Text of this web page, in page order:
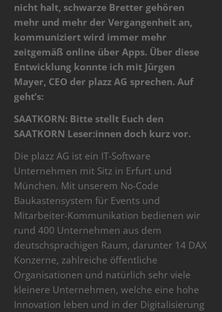
nicht halt, schwarze Bretter gehören
mehr und mehr der Vergangenheit an,
kommuniziert wird immer mehr
zeitgemäß online über Apps. Über diese
Entwicklung konnte ich mit Jürgen
Mayer, CEO der plazz AG sprechen. Auf
geht’s:
SAATKORN: Bitte stellt Euch den
SAATKORN Leser:innen doch kurz vor.
Die plazz AG ist ein IT-Software
Unternehmen mit Sitz in Erfurt und
München. Mit unserem No-Code
Baukastensystem für Events und
Mitarbeiter-Kommunikation bedienen wir
rund 400 Unternehmen aus dem
deutschsprachigen Raum, darunter 14 DAX
Konzerne, zahlreiche öffentliche
Organisationen und natürlich sehr viele
kleinere Unternehmen, welche eine hohe
Innovation leben und in der Digitalisierung